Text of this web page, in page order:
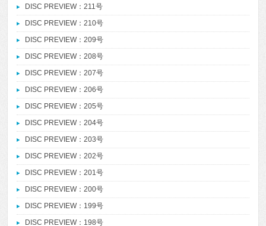
DISC PREVIEW：211号
DISC PREVIEW：210号
DISC PREVIEW：209号
DISC PREVIEW：208号
DISC PREVIEW：207号
DISC PREVIEW：206号
DISC PREVIEW：205号
DISC PREVIEW：204号
DISC PREVIEW：203号
DISC PREVIEW：202号
DISC PREVIEW：201号
DISC PREVIEW：200号
DISC PREVIEW：199号
DISC PREVIEW：198号